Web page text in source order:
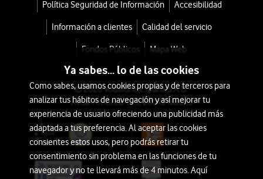
Política Seguridad de Información Accesibilidad
Información a clientes Calidad del servicio
Fondos Públicos Mapa Web
© 2026 Vodafone España S.A.U.
Avda. América 115, 28042 Madrid
Ya sabes... lo de las cookies
Como sabes, usamos cookies propias y de terceros para
analizar tus hábitos de navegación y así mejorar tu
experiencia de usuario ofreciendo una publicidad más
adaptada a tus preferencia. Al aceptar las cookies
consientes estos usos, pero podrás retirar tu
consentimiento sin problema en las funciones de tu
navegador y no te llevará más de 4 minutos. Aquí